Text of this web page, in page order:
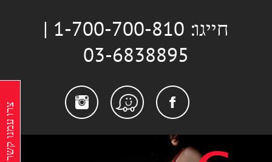
חייגו: 1-700-700-810 |
03-6838895
Facebook
Waze
צרו עמנו קשר